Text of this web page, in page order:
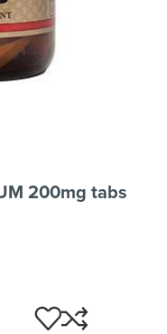
200mg tabs